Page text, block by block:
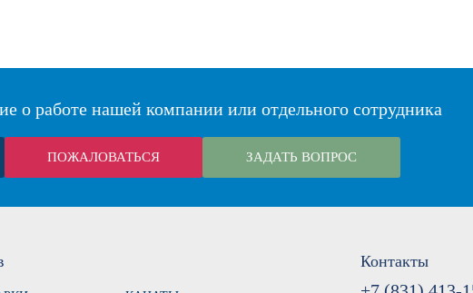
о работе нашей компании или отдельного сотрудника
ПОЖАЛОВАТЬСЯ ЗАДАТЬ ВОПРОС
Контакты